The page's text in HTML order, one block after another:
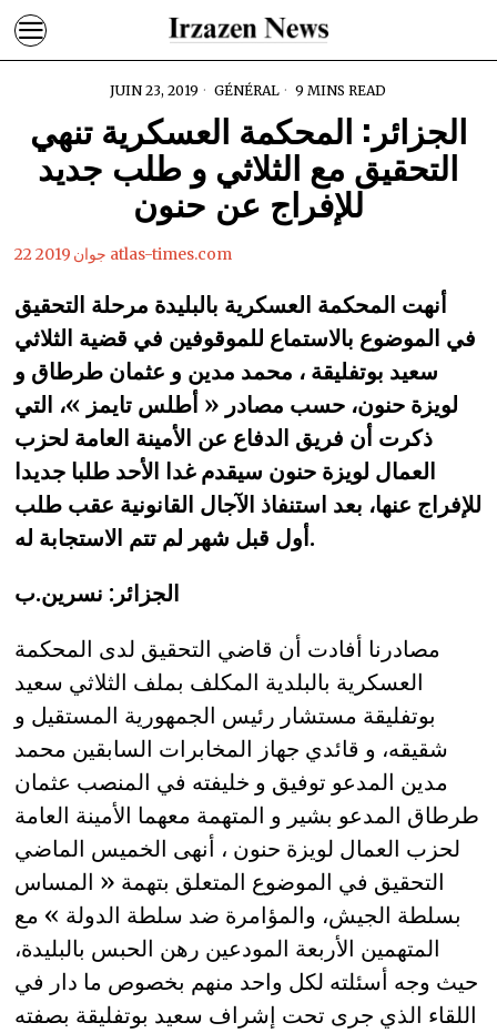
JUIN 23, 2019 GÉNÉRAL 9 MINS READ
الجزائر: المحكمة العسكرية تنهي
التحقيق مع الثلاثي و طلب جديد
للإفراج عن حنون
22 جوان 2019 atlas-times.com
أنهت المحكمة العسكرية بالبليدة مرحلة التحقيق
في الموضوع بالاستماع للموقوفين في قضية الثلاثي
سعيد بوتفليقة ، محمد مدين و عثمان طرطاق و
لويزة حنون، حسب مصادر « أطلس تايمز »، التي
ذكرت أن فريق الدفاع عن الأمينة العامة لحزب
العمال لويزة حنون سيقدم غدا الأحد طلبا جديدا
للإفراج عنها، بعد استنفاذ الآجال القانونية عقب طلب
أول قبل شهر لم تتم الاستجابة له.
الجزائر: نسرين.ب
مصادرنا أفادت أن قاضي التحقيق لدى المحكمة
العسكرية بالبلدية المكلف بملف الثلاثي سعيد
بوتفليقة مستشار رئيس الجمهورية المستقيل و
شقيقه، و قائدي جهاز المخابرات السابقين محمد
مدين المدعو توفيق و خليفته في المنصب عثمان
طرطاق المدعو بشير و المتهمة معهما الأمينة العامة
لحزب العمال لويزة حنون ، أنهى الخميس الماضي
التحقيق في الموضوع المتعلق بتهمة « المساس
بسلطة الجيش، والمؤامرة ضد سلطة الدولة » مع
المتهمين الأربعة المودعين رهن الحبس بالبليدة،
حيث وجه أسئلته لكل واحد منهم بخصوص ما دار في
اللقاء الذي جرى تحت إشراف سعيد بوتفليقة بصفته